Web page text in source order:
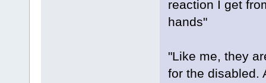
reaction I get
hands"
"Like me, they
for the disabled.